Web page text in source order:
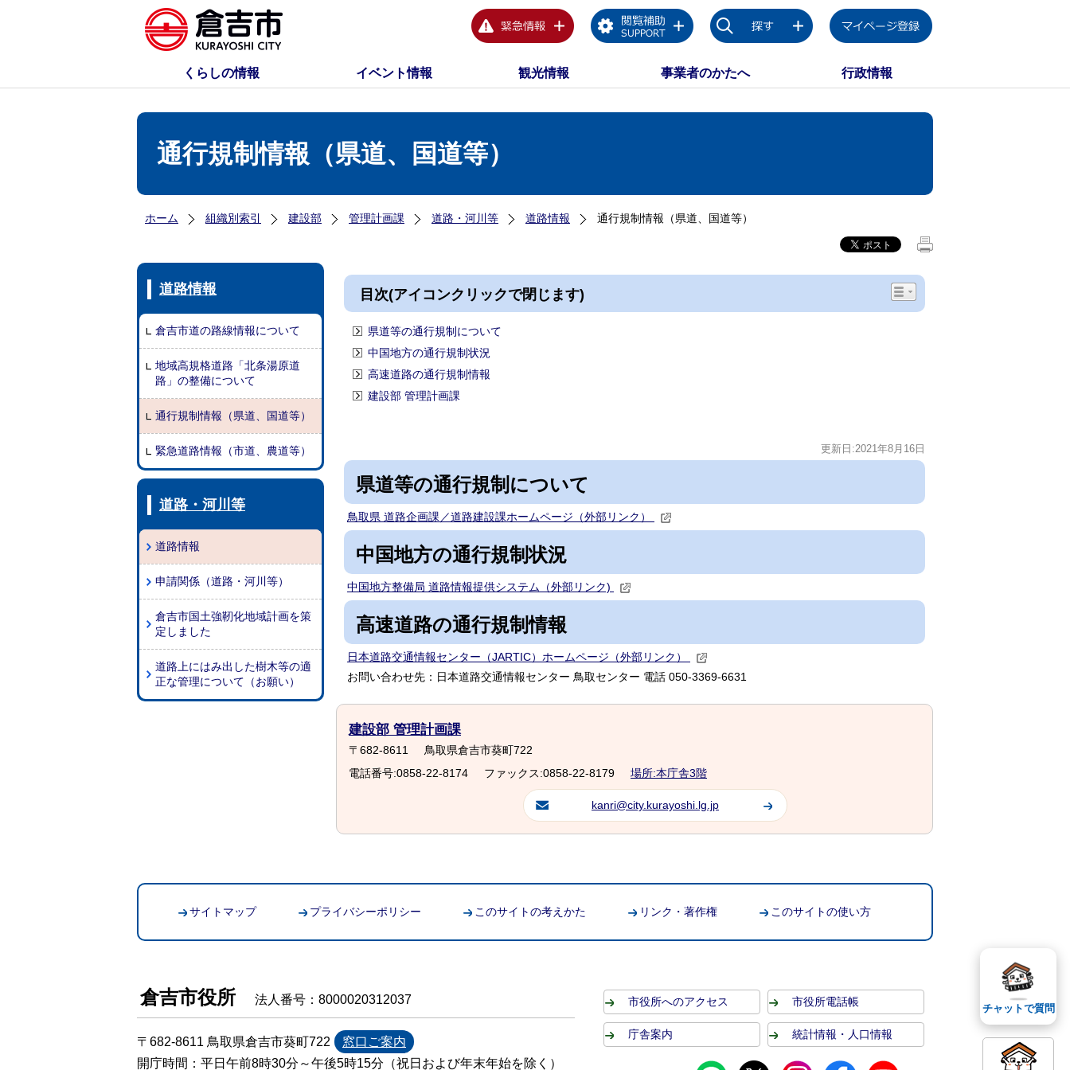
くらしの情報 イベント情報 観光情報 事業者のかたへ 行政情報
通行規制情報（県道、国道等）
ホーム 組織別索引 建設部 管理計画課 道路・河川等 道路情報 通行規制情報（県道、国道等）
道路情報
倉吉市道の路線情報について
地域高規格道路「北条湯原道
路」の整備について
通行規制情報（県道、国道等）
緊急道路情報（市道、農道等）
道路・河川等
道路情報
申請関係（道路・河川等）
倉吉市国土強靭化地域計画を策
定しました
道路上にはみ出した樹木等の適
正な管理について（お願い）
目次(アイコンクリックで閉じます)
県道等の通行規制について
中国地方の通行規制状況
高速道路の通行規制情報
建設部 管理計画課
更新日:2021年8月16日
県道等の通行規制について
鳥取県 道路企画課／道路建設課ホームページ（外部リンク）
中国地方の通行規制状況
中国地方整備局 道路情報提供システム（外部リンク)
高速道路の通行規制情報
日本道路交通情報センター（JARTIC）ホームページ（外部リンク）
お問い合わせ先：日本道路交通情報センター 鳥取センター 電話 050-3369-6631
建設部 管理計画課
〒682-8611
鳥取県倉吉市葵町722
電話番号:0858-22-8174
ファックス:0858-22-8179 場所:本庁舎3階
kanri@city.kurayoshi.lg.jp
サイトマップ プライバシーポリシー このサイトの考えかた リンク・著作権 このサイトの使い方
倉吉市役所 法人番号：8000020312037
〒682-8611 鳥取県倉吉市葵町722
窓口ご案内
開庁時間：平日午前8時30分～午後5時15分（祝日および年末年始を除く）
市役所へのアクセス 市役所電話帳
庁舎案内 統計情報・人口情報
チャットで質問